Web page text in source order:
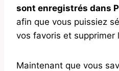
sont enregistrés dans
afin que vous puissiez
vos favoris et supprimer
Maintenant que vous